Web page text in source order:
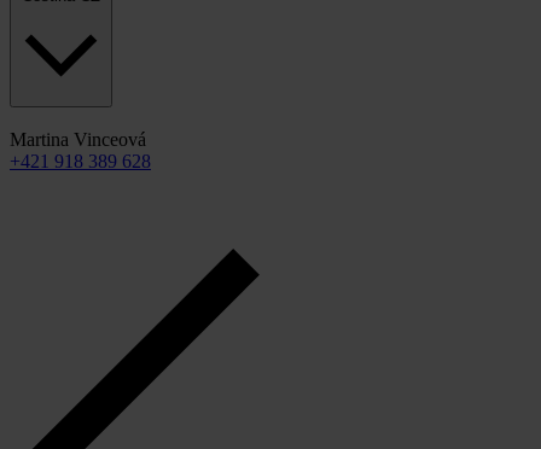
Martina Vinceová
+421 918 389 628